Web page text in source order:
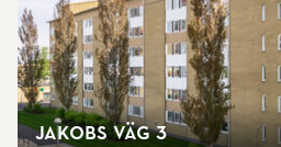
Jakobs väg 3